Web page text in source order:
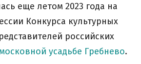
еще летом 2023 года на
Конкурса культурных
российских
усадьбе Гребнево.